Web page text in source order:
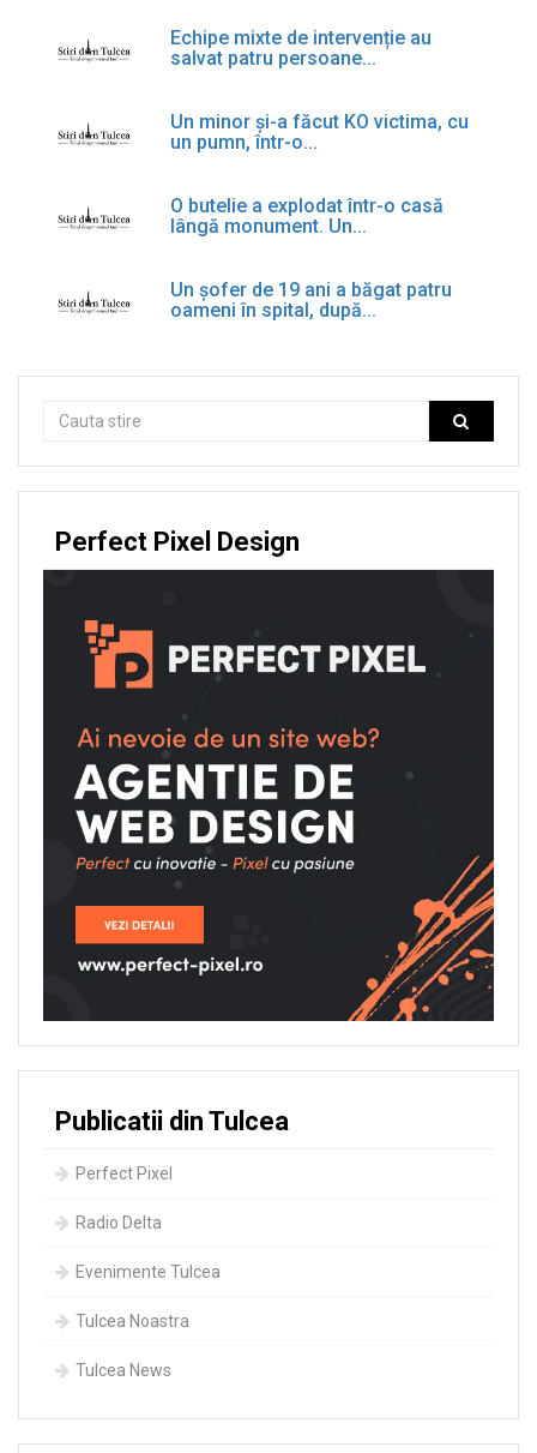
Echipe mixte de intervenție au
salvat patru persoane...
Un minor și-a făcut KO victima, cu
un pumn, într-o...
O butelie a explodat într-o casă
lângă monument. Un...
Un șofer de 19 ani a băgat patru
oameni în spital, după...
Perfect Pixel Design
Publicatii din Tulcea
Perfect Pixel
Radio Delta
Evenimente Tulcea
Tulcea Noastra
Tulcea News